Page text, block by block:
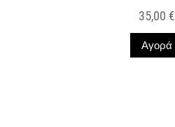
35,00 €
Αγορά